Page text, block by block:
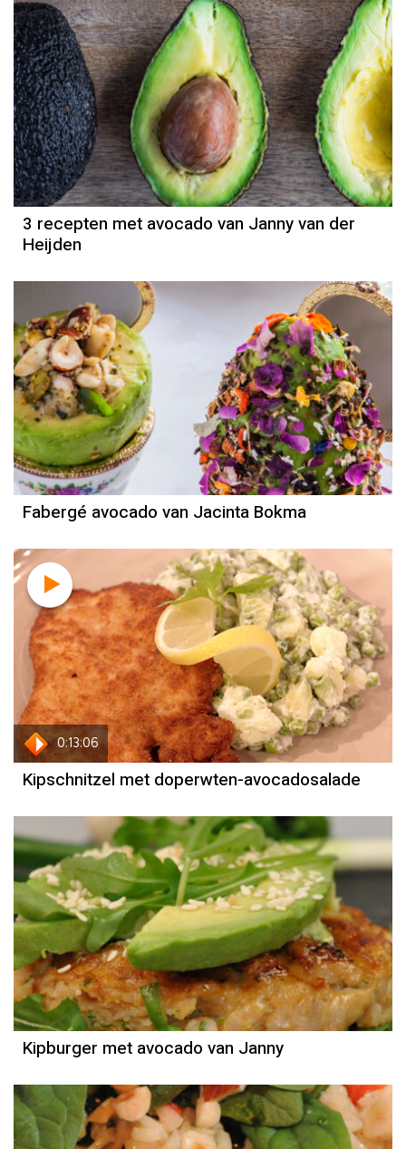
Recept
Janny van der Heijden
3 recepten met avocado van Janny van der
Heijden
Recept
Jacinta Bokma
Fabergé avocado van Jacinta Bokma
0:13:06
Recept
Sandra Ysbrady
Kipschnitzel met doperwten-avocadosalade
Recept
Janny van der Heijden
Kipburger met avocado van Janny